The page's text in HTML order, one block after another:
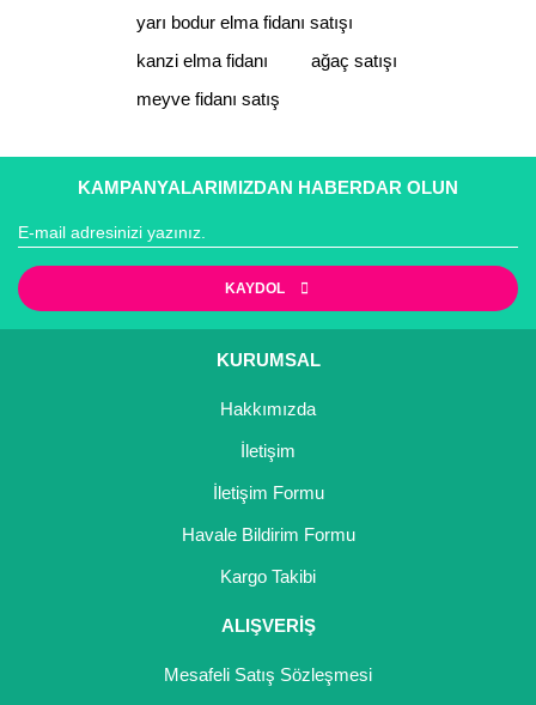
yarı bodur elma fidanı satışı
kanzi elma fidanı
ağaç satışı
meyve fidanı satış
KAMPANYALARIMIZDAN HABERDAR OLUN
KAYDOL
KURUMSAL
Hakkımızda
İletişim
İletişim Formu
Havale Bildirim Formu
Kargo Takibi
ALIŞVERİŞ
Mesafeli Satış Sözleşmesi